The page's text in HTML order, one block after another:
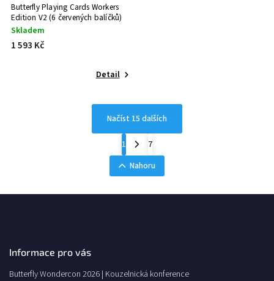
Butterfly Playing Cards Workers
Edition V2 (6 červených balíčků)
Skladem
1 593 Kč
Detail
Načíst 15 dalších
1
7
Nahoru
Informace pro vás
Butterfly Wondercon 2026 | Kouzelnická konference